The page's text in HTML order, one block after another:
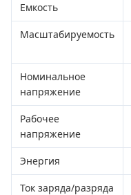
Емкость
Масштабируемость
Номинальное
напряжение
Рабочее
напряжение
Энергия
Ток заряда/разряда